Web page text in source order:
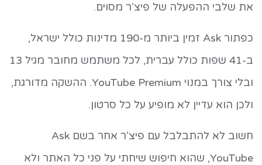
את שלבי ההפעלה של פיצ'ר מסוים.
כפתור Ask זמין ביותר מ-190 מדינות כולל ישראל,
ב-41 שפות כולל עברית, לכל משתמש מחובר מגיל 13
ובלי צורך במנוי YouTube Premium. ההשקה מדורגת,
ולכן הוא עדיין לא מופיע על כל סרטון.
חשוב לא להתבלבל עם פיצ'ר אחר בשם Ask
YouTube, שהוא חיפוש שיחתי על פני כל האתר ולא